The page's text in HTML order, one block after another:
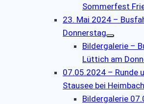
Sommerfest
23. Mai 2024 –
Donnerstag
Bildergalerie –
Lüttich am
07.05.2024 – Runde
Stausee bei Heimbach
Bildergalerie